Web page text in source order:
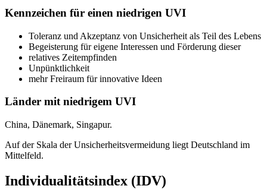
Kennzeichen für einen niedrigen UVI
Toleranz und Akzeptanz von Unsicherheit als Teil des Lebens
Begeisterung für eigene Interessen und Förderung dieser
relatives Zeitempfinden
Unpünktlichkeit
mehr Freiraum für innovative Ideen
Länder mit niedrigem UVI
China, Dänemark, Singapur.
Auf der Skala der Unsicherheitsvermeidung liegt Deutschland im
Mittelfeld.
Individualitätsindex (IDV)